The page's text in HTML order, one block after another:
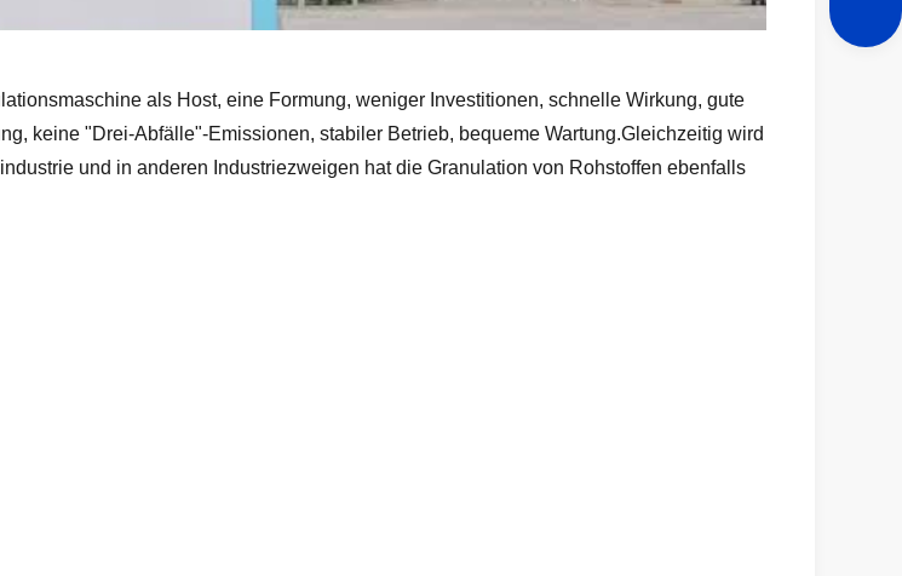
als Host, eine Formung, weniger Investitionen, schnelle Wirkung, gute
keine "Drei-Abfälle"-Emissionen, stabiler Betrieb, bequeme Wartung.Gleichzeitig wird
und in anderen Industriezweigen hat die Granulation von Rohstoffen ebenfalls